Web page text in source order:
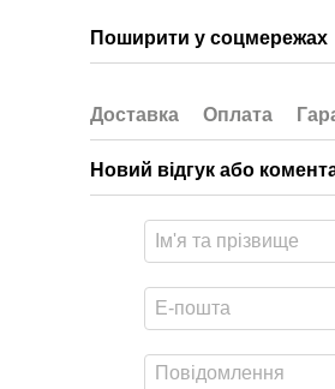
Поширити у соцмережах
Доставка Оплата
Новий відгук або